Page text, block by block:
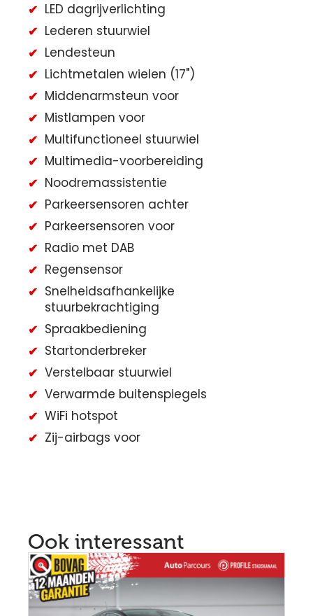
LED dagrijverlichting
Lederen stuurwiel
Lendesteun
Lichtmetalen wielen (17")
Middenarmsteun voor
Mistlampen voor
Multifunctioneel stuurwiel
Multimedia-voorbereiding
Noodremassistentie
Parkeersensoren achter
Parkeersensoren voor
Radio met DAB
Regensensor
Snelheidsafhankelijke
stuurbekrachtiging
Spraakbediening
Startonderbreker
Verstelbaar stuurwiel
Verwarmde buitenspiegels
WiFi hotspot
Zij-airbags voor
Ook interessant